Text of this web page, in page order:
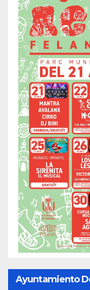
Ayuntamiento